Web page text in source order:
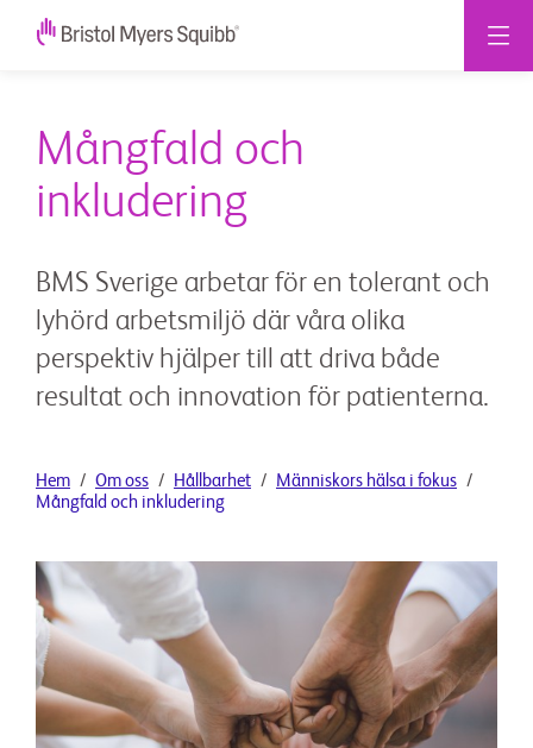
Mångfald och
inkludering
BMS Sverige arbetar för en tolerant och
lyhörd arbetsmiljö där våra olika
perspektiv hjälper till att driva både
resultat och innovation för patienterna.
Hem Om oss Hållbarhet
Människors hälsa i fokus
Mångfald och inkludering